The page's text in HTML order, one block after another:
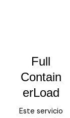
Full
Contain
erLoad
Este servicio